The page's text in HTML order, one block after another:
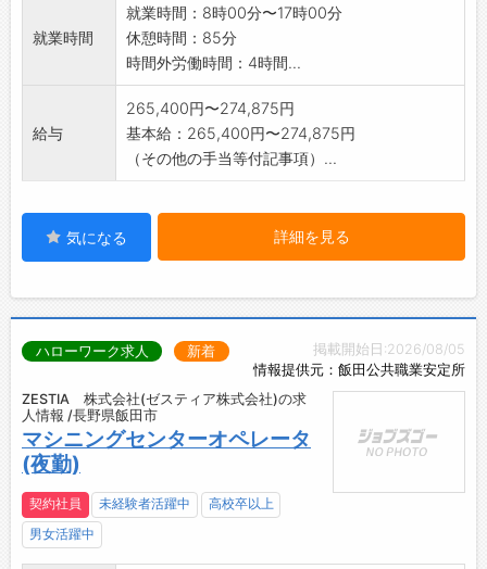
就業時間
就業時間：8時00分〜17時00分
休憩時間：85分
時間外労働時間：4時間...
給与
265,400円〜274,875円
基本給：265,400円〜274,875円
（その他の手当等付記事項）...
気になる 詳細を見る
掲載開始日:2026/08/05
情報提供元：飯田公共職業安定所
ハローワーク求人 新着
ZESTIA 株式会社(ゼスティア株式会社)の求
人情報 /長野県飯田市
マシニングセンターオペレータ
(夜勤)
契約社員 未経験者活躍中
高校卒以上
男女活躍中